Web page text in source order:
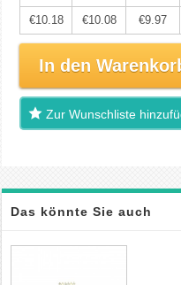
€10.18 €10.08 €9.97
In den
Zur Wunschliste
Das könnte Sie auch
interessieren